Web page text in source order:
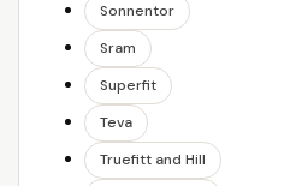
Sonnentor
Sram
Superfit
Teva
Truefitt and Hill